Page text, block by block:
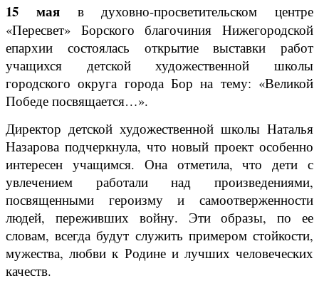
15 маяв духовно-просветительском центре
«Пересвет» Борского благочиния Нижегородской
епархии состоялась открытие выставки работ
учащихся детской художественной школы
городского округа города Бор на тему: «Великой
Победе посвящается…».
Директор детской художественной школы Наталья
Назарова подчеркнула, что новый проект особенно
интересен учащимся. Она отметила, что дети с
увлечением работали над произведениями,
посвященными героизму и самоотверженности
людей, переживших войну. Эти образы, по ее
словам, всегда будут служить примером стойкости,
мужества, любви к Родине и лучших человеческих
качеств.